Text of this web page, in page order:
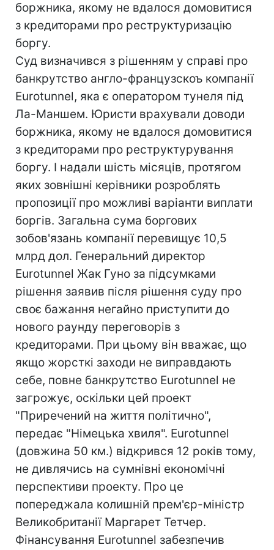
боржника, якому не вдалося домовитися
з кредиторами про реструктуризацію
боргу.
Суд визначився з рішенням у справі про
банкрутство англо-французскоъ компанії
Eurotunnel, яка є оператором тунеля під
Ла-Маншем. Юристи врахували доводи
боржника, якому не вдалося домовитися
з кредиторами про реструктурування
боргу. І надали шість місяців, протягом
яких зовнішні керівники розроблять
пропозиції про можливі варіанти виплати
боргів. Загальна сума боргових
зобов'язань компанії перевищує 10,5
млрд дол. Генеральний директор
Eurotunnel Жак Гуно за підсумками
рішення заявив після рішення суду про
своє бажання негайно приступити до
нового раунду переговорів з
кредиторами. При цьому він вважає, що
якщо жорсткі заходи не виправдають
себе, повне банкрутство Eurotunnel не
загрожує, оскільки цей проект
"Приречений на життя політично",
передає "Німецька хвиля". Eurotunnel
(довжина 50 км.) відкрився 12 років тому,
не дивлячись на сумнівні економічні
перспективи проекту. Про це
попереджала колишній прем'єр-міністр
Великобританії Маргарет Тетчер.
Фінансування Eurotunnel забезпечив